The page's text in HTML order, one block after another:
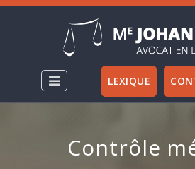
LEXIQUE
Contrôle